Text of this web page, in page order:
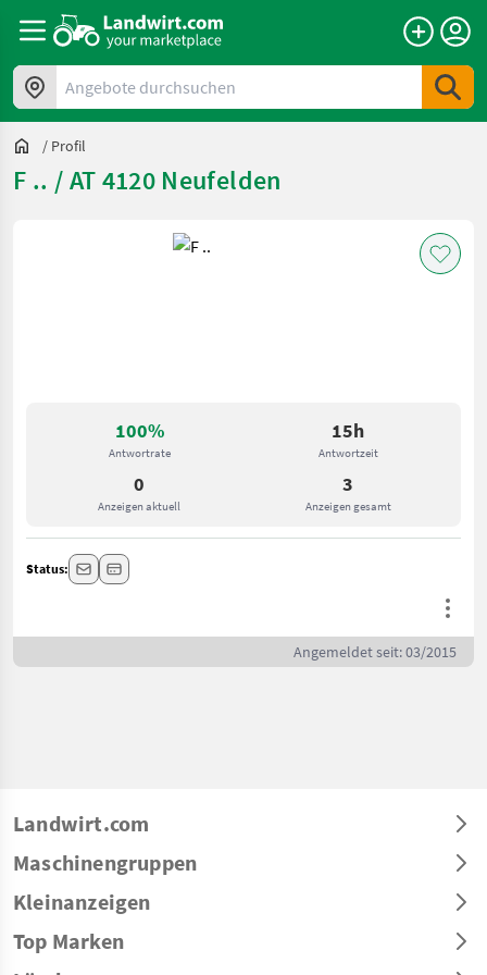
Angebote durchsuchen
/ Profil
F .. / AT 4120 Neufelden
100%
Antwortrate
15h
Antwortzeit
0
Anzeigen aktuell
3
Anzeigen gesamt
Status:
Angemeldet seit: 03/2015
Landwirt.com
Maschinengruppen
Kleinanzeigen
Top Marken